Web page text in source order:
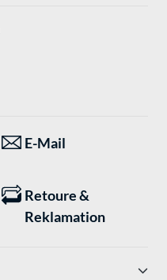
E-Mail
Retoure &
Reklamation